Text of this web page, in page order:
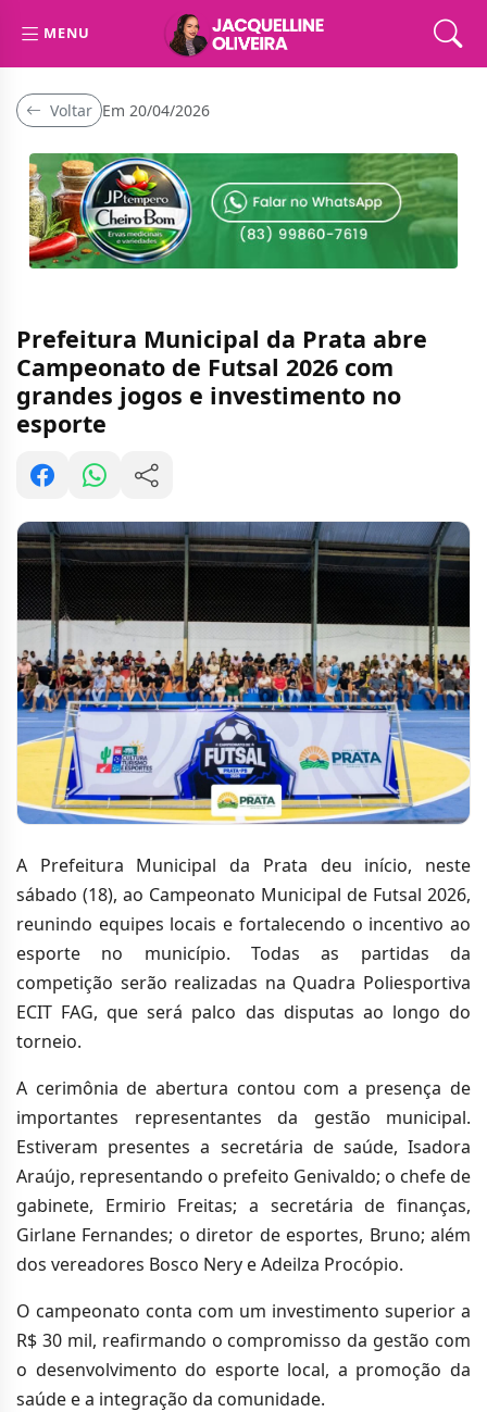
MENU
Voltar Em 20/04/2026
Prefeitura Municipal da Prata abre
Campeonato de Futsal 2026 com
grandes jogos e investimento no
esporte
A Prefeitura Municipal da Prata deu início, neste
sábado (18), ao Campeonato Municipal de Futsal 2026,
reunindo equipes locais e fortalecendo o incentivo ao
esporte no município. Todas as partidas da
competição serão realizadas na Quadra Poliesportiva
ECIT FAG, que será palco das disputas ao longo do
torneio.
A cerimônia de abertura contou com a presença de
importantes representantes da gestão municipal.
Estiveram presentes a secretária de saúde, Isadora
Araújo, representando o prefeito Genivaldo; o chefe de
gabinete, Ermirio Freitas; a secretária de finanças,
Girlane Fernandes; o diretor de esportes, Bruno; além
dos vereadores Bosco Nery e Adeilza Procópio.
O campeonato conta com um investimento superior a
R$ 30 mil, reafirmando o compromisso da gestão com
o desenvolvimento do esporte local, a promoção da
saúde e a integração da comunidade.